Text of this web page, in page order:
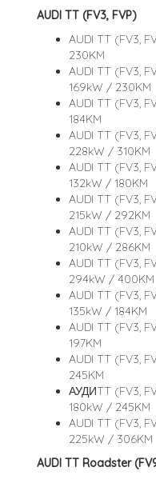
AUDI TT (FV3, FVP)
AUDI TT (FV3,
230KM
AUDI TT (FV3,
169kW / 230KM
AUDI TT (FV3,
184KM
AUDI TT (FV3,
228kW / 310KM
AUDI TT (FV3,
132kW / 180KM
AUDI TT (FV3,
215kW / 292KM
AUDI TT (FV3,
210kW / 286KM
AUDI TT (FV3,
294kW / 400KM
AUDI TT (FV3,
135kW / 184KM
AUDI TT (FV3,
197KM
AUDI TT (FV3,
245KM
АУДИTT (FV3,
180kW / 245KM
AUDI TT (FV3,
225kW / 306KM
AUDI TT Roadster